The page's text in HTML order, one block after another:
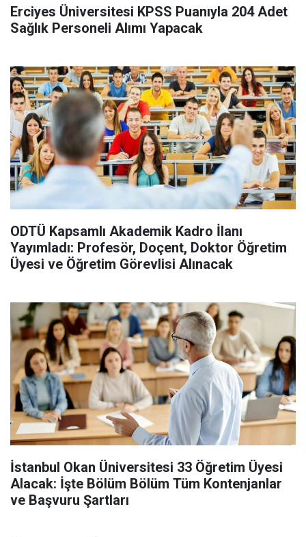
Erciyes Üniversitesi KPSS Puanıyla 204 Adet
Sağlık Personeli Alımı Yapacak
ODTÜ Kapsamlı Akademik Kadro İlanı
Yayımladı: Profesör, Doçent, Doktor Öğretim
Üyesi ve Öğretim Görevlisi Alınacak
İstanbul Okan Üniversitesi 33 Öğretim Üyesi
Alacak: İşte Bölüm Bölüm Tüm Kontenjanlar
ve Başvuru Şartları